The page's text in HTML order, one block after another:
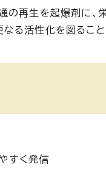
の再生を起爆剤に
る活性化を図ること
すく発信